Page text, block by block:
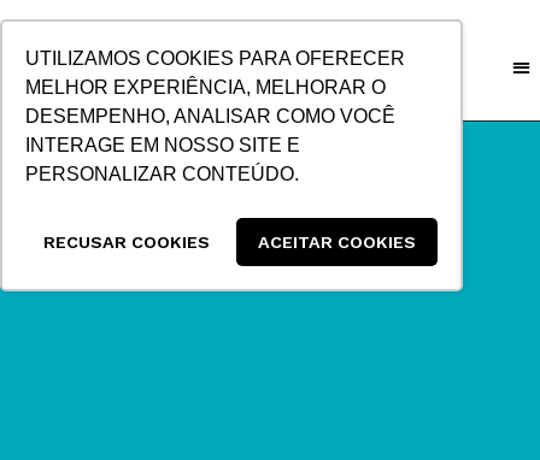
UTILIZAMOS COOKIES PARA OFERECER
MELHOR EXPERIÊNCIA, MELHORAR O
DESEMPENHO, ANALISAR COMO VOCÊ
INTERAGE EM NOSSO SITE E
PERSONALIZAR CONTEÚDO.
RECUSAR COOKIES ACEITAR COOKIES
CONTEÚDO